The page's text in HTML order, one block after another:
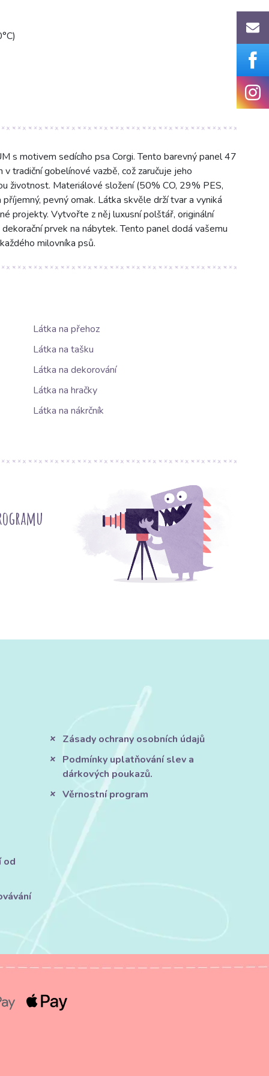
s motivem sedícího psa Corgi. Tento barevný panel 47
tradiční gobelínové vazbě, což zaručuje jeho
životnost. Materiálové složení (50% CO, 29% PES,
pevný omak. Látka skvěle drží tvar a vyniká
projekty. Vytvořte z něj luxusní polštář, originální
prvek na nábytek. Tento panel dodá vašemu
milovníka psů.
Látka na přehoz
Látka na tašku
Látka na dekorování
Látka na hračky
Látka na nákrčník
od
Zásady ochrany osobních údajů
Podmínky uplatňování slev a
dárkových poukazů.
Věrnostní program